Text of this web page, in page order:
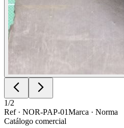
1/2
Ref · NOR-PAP-01Marca · Norma
Catálogo comercial